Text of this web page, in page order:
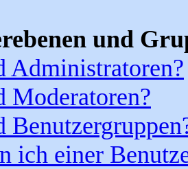
und
Administratoren?
Moderatoren?
ich einer